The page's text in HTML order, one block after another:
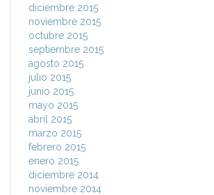
diciembre 2015
noviembre 2015
octubre 2015
septiembre 2015
agosto 2015
julio 2015
junio 2015
mayo 2015
abril 2015
marzo 2015
febrero 2015
enero 2015
diciembre 2014
noviembre 2014